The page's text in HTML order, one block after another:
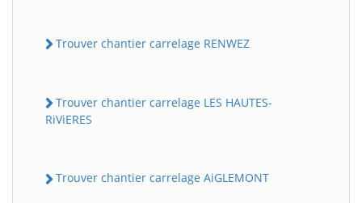
Trouver chantier carrelage RENWEZ
Trouver chantier carrelage LES HAUTES-
RiViERES
Trouver chantier carrelage AiGLEMONT